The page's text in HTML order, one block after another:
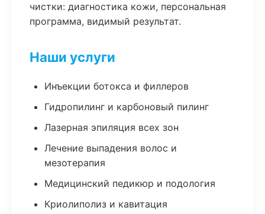
чистки: диагностика кожи, персональная
программа, видимый результат.
Наши услуги
Инъекции ботокса и филлеров
Гидропилинг и карбоновый пилинг
Лазерная эпиляция всех зон
Лечение выпадения волос и
мезотерапия
Медицинский педикюр и подология
Криолиполиз и кавитация